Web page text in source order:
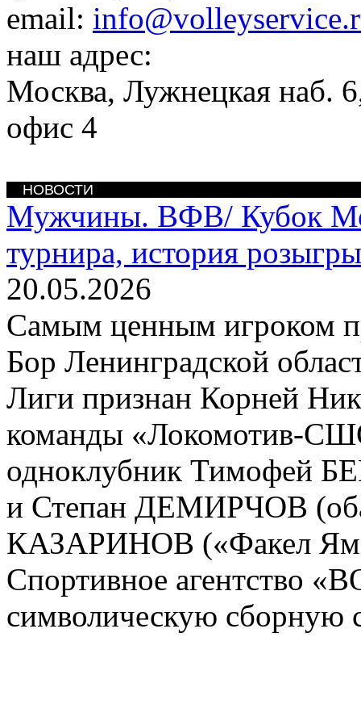
email:
наш адрес:
Москва, Лужнецкая наб.
офис 4
НОВОСТИ
Мужчины. ВФВ/ Кубок
турнира, история
20.05.2026
Самым ценным игроком
Бор Ленинградской
Лиги признан Корней
команды «Локомотив-
одноклубник Тимофей
и Степан ДЕМИРЧОВ
КАЗАРИНОВ («Факел
Спортивное агентство
символическую сборную